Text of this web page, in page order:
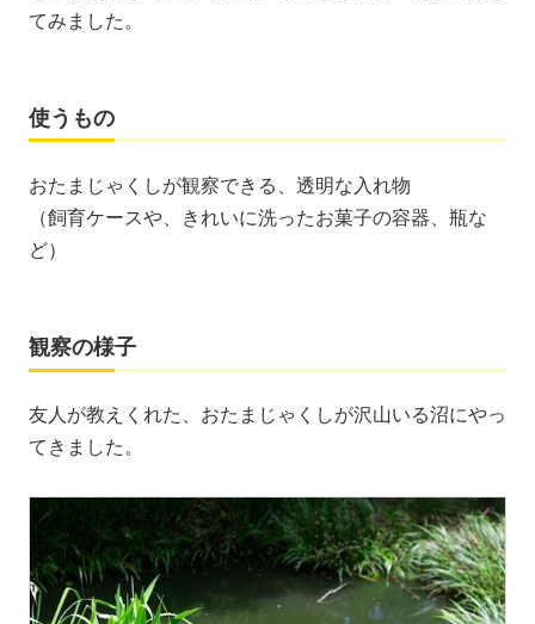
てみました。
使うもの
おたまじゃくしが観察できる、透明な入れ物
（飼育ケースや、きれいに洗ったお菓子の容器、瓶な
ど）
観察の様子
友人が教えくれた、おたまじゃくしが沢山いる沼にやっ
てきました。